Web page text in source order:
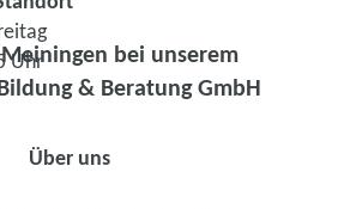
bei unserem
& Beratung GmbH
Uhr
Über uns